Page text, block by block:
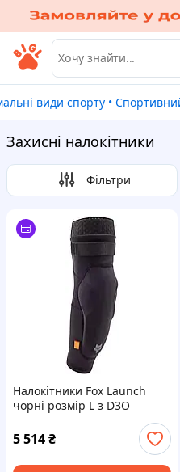
види спорту •
Захисні налокітники
Фільтри
Налокітники Fox Launch
чорні розмір L з D3O
5 514₴